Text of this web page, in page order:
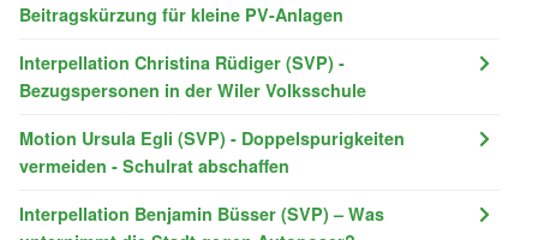
Beitragskürzung für kleine PV-Anlagen
Interpellation Christina Rüdiger (SVP) -
Bezugspersonen in der Wiler Volksschule
Motion Ursula Egli (SVP) - Doppelspurigkeiten
vermeiden - Schulrat abschaffen
Interpellation Benjamin Büsser (SVP) – Was